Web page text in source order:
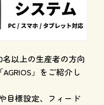
以上の生産者の方向
」をご紹介し
目標設定、フィード